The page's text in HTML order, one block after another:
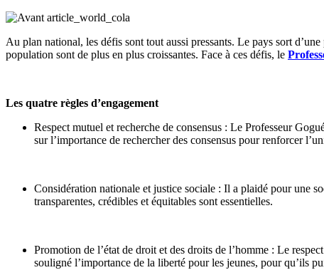
Au plan national, les défis sont tout aussi pressants. Le pays sort
population sont de plus en plus croissantes. Face à ces défis, le
Les quatre règles d’engagement
Respect mutuel et recherche de consensus : Le Professeur
sur l’importance de rechercher des consensus pour renforcer
Considération nationale et justice sociale : Il a plaidé pour une
transparentes, crédibles et équitables sont essentielles.
Promotion de l’état de droit et des droits de l’homme : Le
souligné l’importance de la liberté pour les jeunes, pour qu’ils